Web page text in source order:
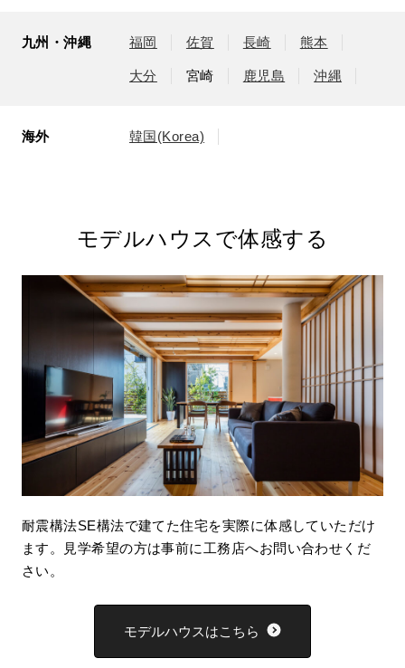
九州・沖縄 福岡 佐賀 長崎 熊本
大分 宮崎 鹿児島 沖縄
海外 韓国(Korea)
モデルハウスで体感する
耐震構法SE構法で建てた住宅を実際に体感していただけ
ます。見学希望の方は事前に工務店へお問い合わせくだ
さい。
モデルハウスはこちら